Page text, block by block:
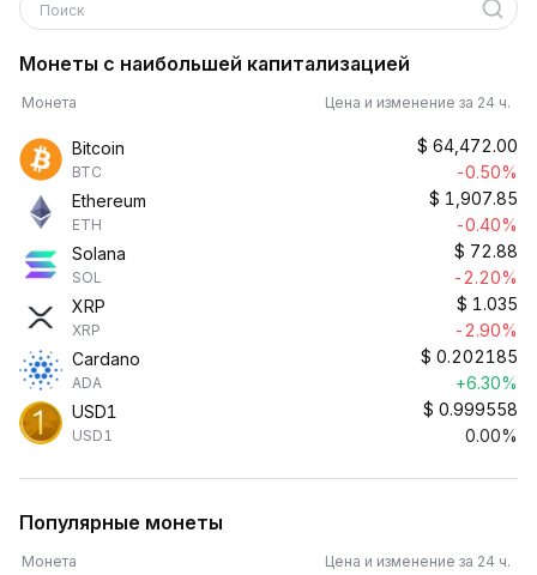
Поиск
Монеты с наибольшей капитализацией
Монета Цена и изменение за 24 ч.
Bitcoin
BTC
$ 64,472.00
-0.50%
Ethereum
ETH
$ 1,907.85
-0.40%
Solana
SOL
$ 72.88
-2.20%
XRP
XRP
$ 1.035
-2.90%
Cardano
ADA
$ 0.202185
+6.30%
USD1
USD1
$ 0.999558
0.00%
Популярные монеты
Монета Цена и изменение за 24 ч.